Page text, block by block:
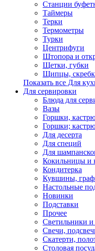
Станции
Таймеры
Терки
Термометры
Турки
Центрифуги
Штопора и
Щетки, губки
Щипцы,
Показать все Для
Для сервировки
Блюда для
Вазы
Горшки,
Горшки;
Для десерта
Для специй
Для
Кокильницы и
Кондитерка
Кувшины,
Настольные
Новинки
Подставки
Прочее
Светильники
Свечи,
Скатерти,
Столовая